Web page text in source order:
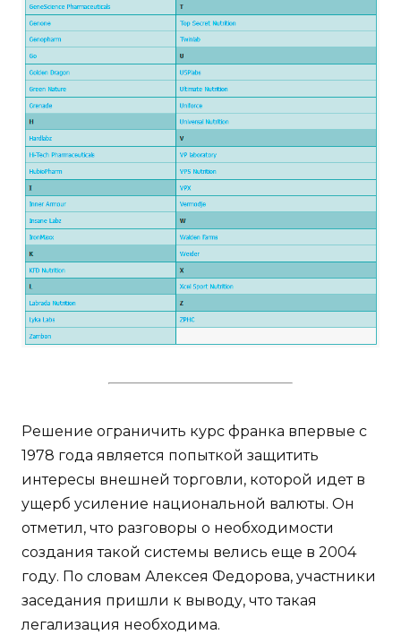
Решение ограничить курс франка впервые с
1978 года является попыткой защитить
интересы внешней торговли, которой идет в
ущерб усиление национальной валюты. Он
отметил, что разговоры о необходимости
создания такой системы велись еще в 2004
году. По словам Алексея Федорова, участники
заседания пришли к выводу, что такая
легализация необходима.